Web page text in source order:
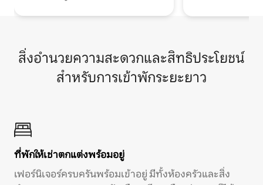
สิ่งอำนวยความสะดวกและสิทธิประโยชน์
สำหรับการเข้าพักระยะยาว
ที่พักให้เช่าตกแต่งพร้อมอยู่
เฟอร์นิเจอร์ครบครันพร้อมเข้าอยู่ มีทั้งห้องครัวและสิ่ง